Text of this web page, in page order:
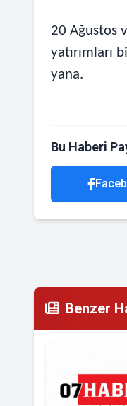
20 Ağustos
yatırımları
yana.
Bu Haberi
Benzer